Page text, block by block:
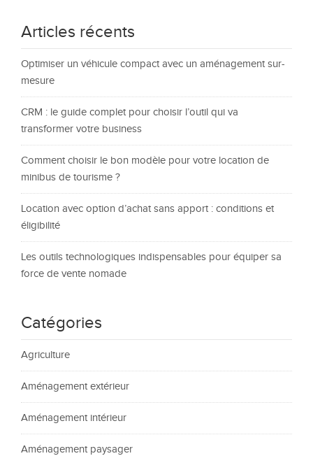
Articles récents
Optimiser un véhicule compact avec un aménagement sur-
mesure
CRM : le guide complet pour choisir l’outil qui va
transformer votre business
Comment choisir le bon modèle pour votre location de
minibus de tourisme ?
Location avec option d’achat sans apport : conditions et
éligibilité
Les outils technologiques indispensables pour équiper sa
force de vente nomade
Catégories
Agriculture
Aménagement extérieur
Aménagement intérieur
Aménagement paysager